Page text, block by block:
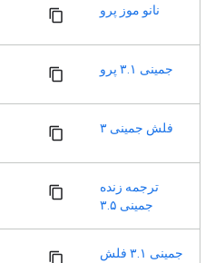
نانو موز پرو
جمینی ۳.۱ پرو
فلش جمینی ۳
ترجمه زنده
جمینی ۳.۵
جمینی ۳.۱ فلش